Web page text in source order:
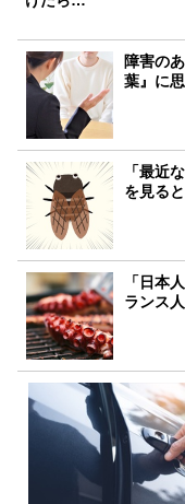
障害の
葉』に
「最近
を見る
「日本
ランス